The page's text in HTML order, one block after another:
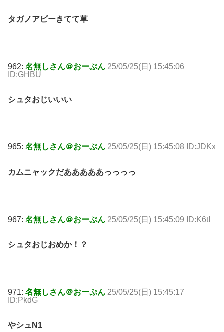
タガノアビーきてて草
962: 名無しさん＠おーぷん 25/05/25(日) 15:45:06
ID:GHBU
シュタおじいいい
965: 名無しさん＠おーぷん 25/05/25(日) 15:45:08 ID:JDKx
カムニャックだあああああっっっっ
967: 名無しさん＠おーぷん 25/05/25(日) 15:45:09 ID:K6tI
シュタおじおめか！？
971: 名無しさん＠おーぷん 25/05/25(日) 15:45:17
ID:PkdG
やシュN1